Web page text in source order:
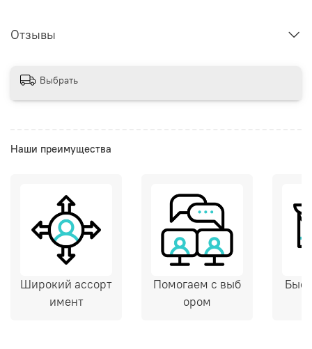
Отзывы
Выбрать
Наши преимущества
Широкий ассорт
имент
Помогаем с выб
ором